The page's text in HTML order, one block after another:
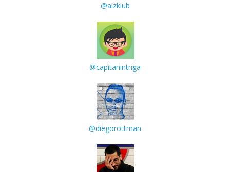
@aizkiub
@capitanintriga
@diegorottman